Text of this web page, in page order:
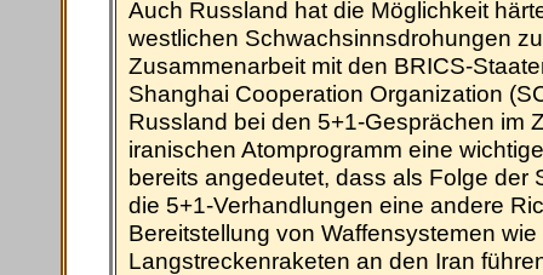
Auch Russland hat die Möglichkeit
westlichen Schwachsinnsdrohungen
Zusammenarbeit mit den BRICS-
Shanghai Cooperation Organization
Russland bei den 5+1-Gesprächen im
iranischen Atomprogramm eine
bereits angedeutet, dass als Folge der
die 5+1-Verhandlungen eine andere
Bereitstellung von Waffensystemen
Langstreckenraketen an den Iran